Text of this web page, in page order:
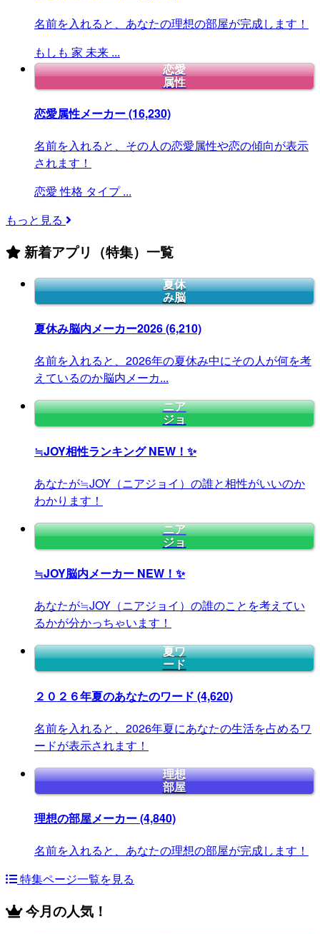
名前を入れると、あなたの理想の部屋が完成します！
もしも 家 未来 ...
恋愛
属性
恋愛属性メーカー(16,230)
名前を入れると、その人の恋愛属性や恋の傾向が表示
されます！
恋愛 性格 タイプ ...
もっと見る
新着アプリ（特集）一覧
夏休
み脳
夏休み脳内メーカー2026(6,210)
名前を入れると、2026年の夏休み中にその人が何を考
えているのか脳内メーカ...
ニア
ジョ
≒JOY相性ランキングNEW！✨
あなたが≒JOY（ニアジョイ）の誰と相性がいいのか
わかります！
ニア
ジョ
≒JOY脳内メーカー NEW！✨
あなたが≒JOY（ニアジョイ）の誰のことを考えてい
るかが分かっちゃいます！
夏ワ
ード
２０２６年夏のあなたのワード (4,620)
名前を入れると、2026年夏にあなたの生活を占めるワ
ードが表示されます！
理想
部屋
理想の部屋メーカー(4,840)
名前を入れると、あなたの理想の部屋が完成します！
特集ページ一覧を見る
今月の人気！